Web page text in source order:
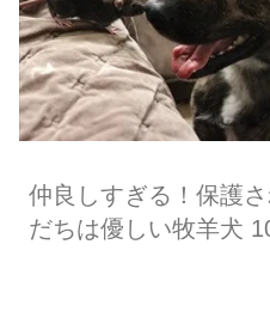
仲良しすぎる！保護
だちは優しい牧羊犬